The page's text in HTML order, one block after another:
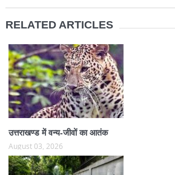
RELATED ARTICLES
उत्तराखण्ड में वन्य-जीवों का आतंक
August 03, 2026